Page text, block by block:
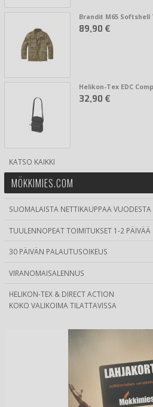
Brandit M65 Softshell
89,90 €
Helikon-Tex EDC
32,90 €
KATSO KAIKKI
MÖKKIMIES.COM
SUOMALAISTA NETTIKAUPPAA
TUULENNOPEAT TOIMITUKSET 1-2 PÄIVÄÄ
30 PÄIVÄN PALAUTUSOIKEUS
VIRANOMAISALENNUS
HELIKON-TEX & DIRECT ACTION
KOKO VALIKOIMA TILATTAVISSA